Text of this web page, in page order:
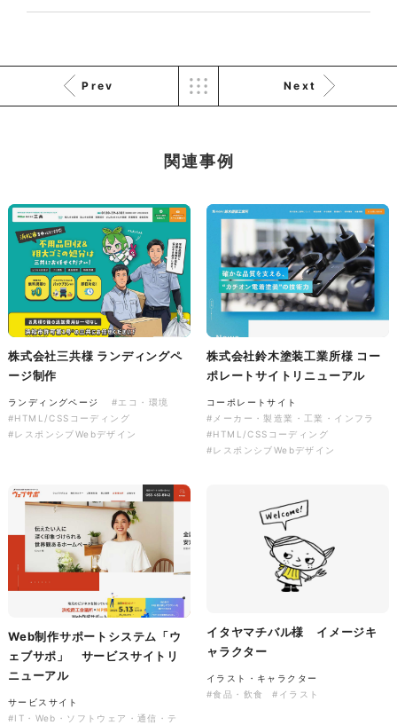
株式会社三共様 ドリップコー
ソレイユ障害年金サポートセン
株式会社バスコフーズ様
FRUITFRUIT SNACK パッケ
ージデザイン
パッケージ
#食品・飲食
#パッケージデザイン
#グラフィックデザイン
Prev Next
関連事例
株式会社三共様 ランディングペ
ージ制作
ランディングページ
#エコ・環境
#HTML/CSSコーディング
#レスポンシブWebデザイン
株式会社鈴木塗装工業所様 コー
ポレートサイトリニューアル
コーポレートサイト
#メーカー・製造業・工業・インフラ
#HTML/CSSコーディング
#レスポンシブWebデザイン
Web制作サポートシステム「ウ
ェブサポ」 サービスサイトリ
ニューアル
サービスサイト
#IT・Web・ソフトウェア・通信・テ
イタヤマチバル様 イメージキ
ャラクター
イラスト・キャラクター
#食品・飲食
#イラスト